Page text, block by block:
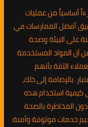
أساسياً من عمليات
أفضل الممارسات في
على البيئة وصحة
أن المواد المستخدمة
الثقة بأنهم
بالإضافة إلى ذلك،
كيفية استخدام هذه
المخاطرة بالصحة
خدمات موثوقة وآمنة.